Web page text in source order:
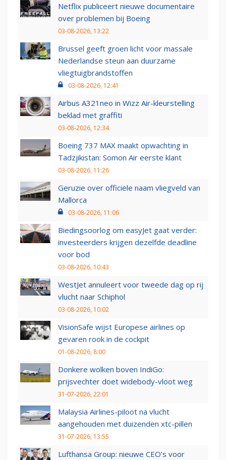
Netflix publiceert nieuwe documentaire
over problemen bij Boeing
03-08-2026, 13:22
Brussel geeft groen licht voor massale
Nederlandse steun aan duurzame
vliegtuigbrandstoffen
03-08-2026, 12:41
Airbus A321neo in Wizz Air-kleurstelling
beklad met graffiti
03-08-2026, 12:34
Boeing 737 MAX maakt opwachting in
Tadzjikistan: Somon Air eerste klant
03-08-2026, 11:26
Geruzie over officiële naam vliegveld van
Mallorca
03-08-2026, 11:06
Biedingsoorlog om easyJet gaat verder:
investeerders krijgen dezelfde deadline
voor bod
03-08-2026, 10:43
WestJet annuleert voor tweede dag op rij
vlucht naar Schiphol
03-08-2026, 10:02
VisionSafe wijst Europese airlines op
gevaren rook in de cockpit
01-08-2026, 8:00
Donkere wolken boven IndiGo:
prijsvechter doet widebody-vloot weg
31-07-2026, 22:01
Malaysia Airlines-piloot na vlucht
aangehouden met duizenden xtc-pillen
31-07-2026, 13:55
Lufthansa Group: nieuwe CEO’s voor